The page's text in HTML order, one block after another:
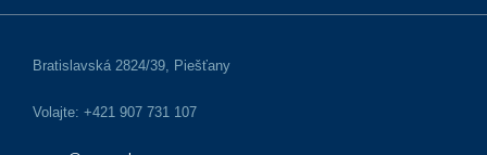
Bratislavská 2824/39, Piešťany
Volajte: +421 907 731 107